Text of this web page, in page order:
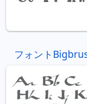
フォント